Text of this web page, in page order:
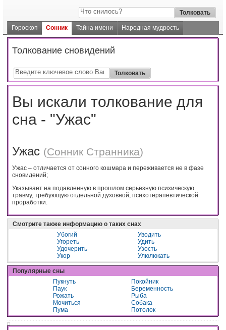
Гороскоп Сонник Тайна имени Народная мудрость
Толкование сновидений
Вы искали толкование для
сна - "Ужас"
Ужас (Сонник Странника)
Ужас – отличается от сонного кошмара и переживается не в фазе
сновидений;
Указывает на подавленную в прошлом серьёзную психическую
травму, требующую отдельной духовной, психотерапевтической
проработки.
Смотрите также информацию о таких снах
Убогий
Уводить
Угореть
Удить
Удочерить
Узость
Укор
Улюлюкать
Популярные сны
Пукнуть
Покойник
Паук
Беременность
Рожать
Рыба
Мочиться
Собака
Пума
Потолок